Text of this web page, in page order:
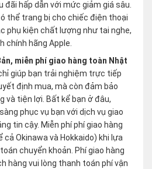
đãi hấp dẫn với mức giảm giá sâu.
thể trang bị cho chiếc điện thoại
phụ kiện chất lượng như tai nghe,
chính hãng Apple.
miễn phí giao hàng toàn Nhật
giúp bạn trải nghiệm trực tiếp
định mua, mà còn đảm bảo
và tiện lợi. Bất kể bạn ở đâu,
phục vụ bạn với dịch vụ giao
tin cậy. Miễn phí phí giao hàng
cả Okinawa và Hokkaido) khi lựa
chuyển khoản. Phí giao hàng
hàng vui lòng thanh toán phí vận